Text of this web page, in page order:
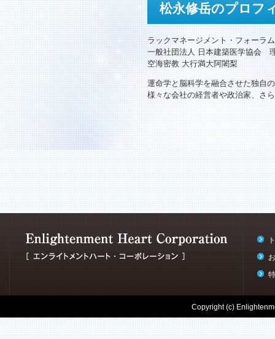
松永修岳のプロフ
ラックマネージメント・フォーラ
一般社団法人 日本建築医学協会
空海密教 大行満大阿闍梨
運命学と脳科学を融合させた独自
様々な会社の経営者や政治家、さ
Copyright (c)